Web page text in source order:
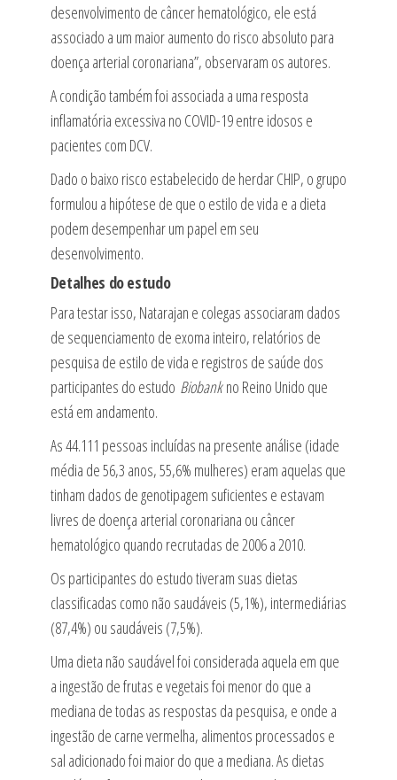
desenvolvimento de câncer hematológico, ele está
associado a um maior aumento do risco absoluto para
doença arterial coronariana”, observaram os autores.
A condição também foi associada a uma resposta
inflamatória excessiva no COVID-19 entre idosos e
pacientes com DCV.
Dado o baixo risco estabelecido de herdar CHIP, o grupo
formulou a hipótese de que o estilo de vida e a dieta
podem desempenhar um papel em seu
desenvolvimento.
Detalhes do estudo
Para testar isso, Natarajan e colegas associaram dados
de sequenciamento de exoma inteiro, relatórios de
pesquisa de estilo de vida e registros de saúde dos
participantes do estudo Biobankno Reino Unido que
está em andamento.
As 44.111 pessoas incluídas na presente análise (idade
média de 56,3 anos, 55,6% mulheres) eram aquelas que
tinham dados de genotipagem suficientes e estavam
livres de doença arterial coronariana ou câncer
hematológico quando recrutadas de 2006 a 2010.
Os participantes do estudo tiveram suas dietas
classificadas como não saudáveis ​​(5,1%), intermediárias
(87,4%) ou saudáveis ​​(7,5%).
Uma dieta não saudável foi considerada aquela em que
a ingestão de frutas e vegetais foi menor do que a
mediana de todas as respostas da pesquisa, e onde a
ingestão de carne vermelha, alimentos processados ​​e
sal adicionado foi maior do que a mediana. As dietas